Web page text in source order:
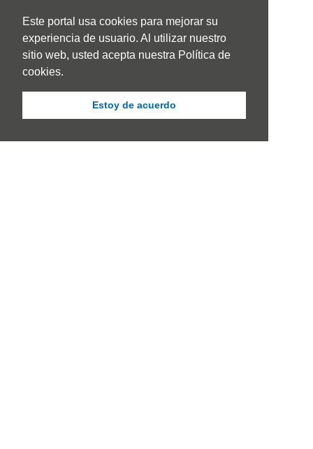
Este portal usa cookies para mejorar su
experiencia de usuario. Al utilizar nuestro
sitio web, usted acepta nuestra Política de
cookies.
Estoy de acuerdo